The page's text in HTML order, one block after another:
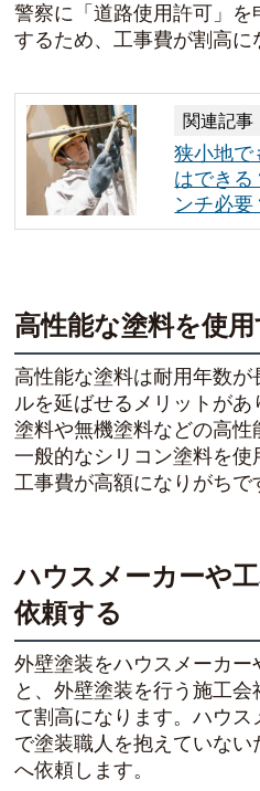
警察に「道路使用許可」を
するため、工事費が割高に
関連記事
狭小地で
はできる
ンチ必要
高性能な塗料を使用
高性能な塗料は耐用年数が
ルを延ばせるメリットが
塗料や無機塗料などの高性
一般的なシリコン塗料を使
工事費が高額になりがちで
ハウスメーカーや
依頼する
外壁塗装をハウスメーカ
と、外壁塗装を行う施工
て割高になります。ハウ
で塗装職人を抱えていな
へ依頼します。